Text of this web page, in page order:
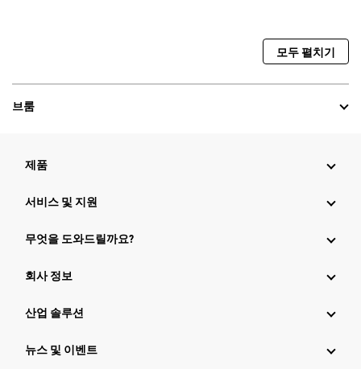
모두 펼치기
브룸
제품
서비스 및 지원
무엇을 도와드릴까요?
회사 정보
산업 솔루션
뉴스 및 이벤트